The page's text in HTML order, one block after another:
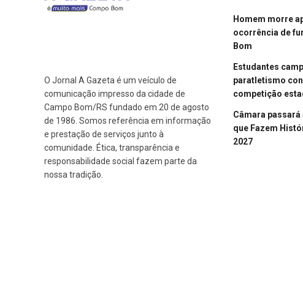
O Jornal A Gazeta é um veículo de
comunicação impresso da cidade de
Campo Bom/RS fundado em 20 de agosto
de 1986. Somos referência em informação
e prestação de serviços junto à
comunidade. Ética, transparência e
responsabilidade social fazem parte da
nossa tradição.
Homem morre
ocorrência de
Bom
Estudantes
paratletismo
competição
Câmara passará
que Fazem
2027